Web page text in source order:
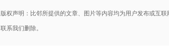
版权声明：比邻所提供的文章、图片等内容均为用户发布或互
联系我们删除。